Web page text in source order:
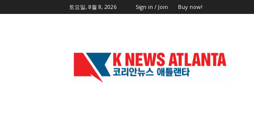
토요일, 8월 8, 2026 Sign in / Join Buy now!